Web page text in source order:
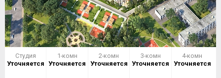
Студия
Уточняется
1-комн
Уточняется
2-комн
Уточняется
3-комн
Уточняется
4-комн
Уточняется